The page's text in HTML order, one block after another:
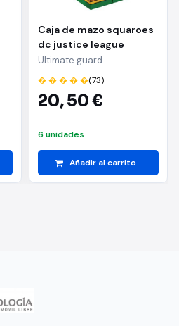
Caja de mazo squaroes
dc justice league
aquaman
Ultimate guard
� � � � �(73)
20,50 €
6 unidades
Añadir al carrito